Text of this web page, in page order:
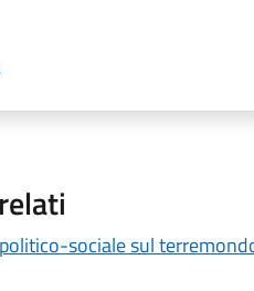
sociale sul